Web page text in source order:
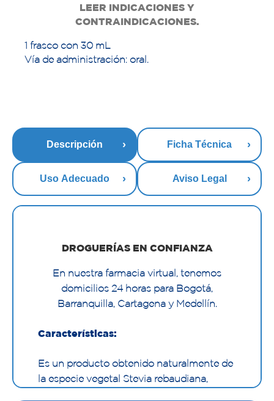
LEER INDICACIONES Y
CONTRAINDICACIONES.
1 frasco con 30 mL
Vía de administración: oral.
Descripción Ficha Técnica
Uso Adecuado Aviso Legal
DROGUERÍAS EN CONFIANZA
En nuestra farmacia virtual, tenemos
domicilios 24 horas para Bogotá,
Barranquilla, Cartagena y Medellín.
Características:
Es un producto obtenido naturalmente de
la especie vegetal Stevia rebaudiana,